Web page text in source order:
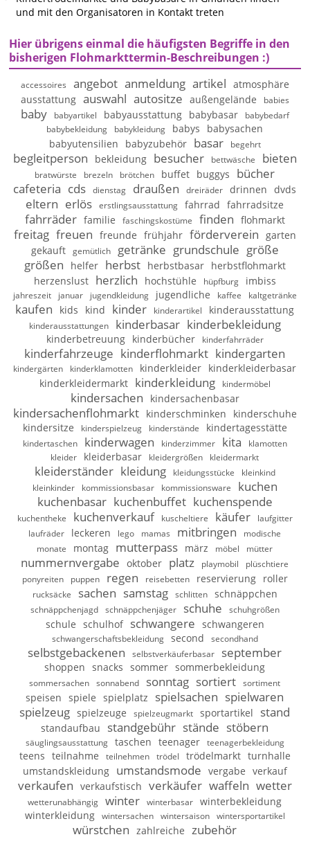
und mit den Organisatoren in Kontakt treten
Hier übrigens einmal die häufigsten Begriffe in den
bisherigen Flohmarkttermin-Beschreibungen :)
accessoires angebot anmeldung artikel atmosphäre
ausstattung auswahl autositze außengelände babies
baby babyartikel babyausstattung babybasar
babybedarf
babybekleidung
babykleidung babys
babysachen
babyutensilien
babyzubehör basar begehrt
begleitperson bekleidung besucher bettwäsche bieten
bratwürste brezeln brötchen buffet buggys
bücher
cafeteria cds dienstag draußen dreiräder drinnen dvds
eltern erlös erstlingsausstattung fahrrad fahrradsitze
fahrräder familie faschingskostüme finden flohmarkt
freitag freuen freunde frühjahr förderverein garten
gekauft
gemütlich getränke grundschule größe
größen
helfer herbst herbstbasar herbstflohmarkt
herzenslust herzlich hochstühle hüpfburg imbiss
jahreszeit januar jugendkleidung jugendliche kaffee kaltgetränke
kaufen kids kind kinder kinderartikel kinderausstattung
kinderausstattungen kinderbasar kinderbekleidung
kinderbetreuung kinderbücher kinderfahrräder
kinderfahrzeuge kinderflohmarkt kindergarten
kindergärten kinderklamotten kinderkleider kinderkleiderbasar
kinderkleidermarkt kinderkleidung kindermöbel
kindersachen kindersachenbasar
kindersachenflohmarkt kinderschminken
kinderschuhe
kindersitze
kinderspielzeug kinderstände kindertagesstätte
kindertaschen kinderwagen kinderzimmer kita
klamotten
kleider
kleiderbasar kleidergrößen kleidermarkt
kleiderständer kleidung kleidungsstücke
kleinkind
kleinkinder
kommissionsbasar kommissionsware
kuchen
kuchenbasar kuchenbuffet kuchenspende
kuchentheke kuchenverkauf kuscheltiere käufer
laufgitter
laufräder
leckeren lego mamas mitbringen
modische
monate
montag mutterpass märz möbel mütter
nummernvergabe oktober platz playmobil
plüschtiere
ponyreiten
puppen regen reisebetten reservierung roller
rucksäcke sachen samstag schlitten schnäppchen
schnäppchenjagd schnäppchenjäger schuhe schuhgrößen
schule schulhof schwangere schwangeren
schwangerschaftsbekleidung second secondhand
selbstgebackenen selbstverkäuferbasar september
shoppen snacks sommer sommerbekleidung
sommersachen sonnabend sonntag sortiert sortiment
speisen spiele spielplatz spielsachen spielwaren
spielzeug spielzeuge spielzeugmarkt sportartikel stand
standaufbau standgebühr stände stöbern
säuglingsausstattung taschen teenager teenagerbekleidung
teens teilnahme teilnehmen trödel trödelmarkt turnhalle
umstandskleidung umstandsmode vergabe verkauf
verkaufen verkaufstisch verkäufer waffeln wetter
wetterunabhängig winter winterbasar
winterbekleidung
winterkleidung
wintersachen wintersaison wintersportartikel
würstchen zahlreiche zubehör